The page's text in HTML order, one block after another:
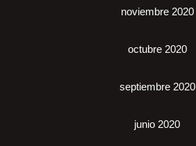
noviembre 2020
octubre 2020
septiembre 2020
junio 2020